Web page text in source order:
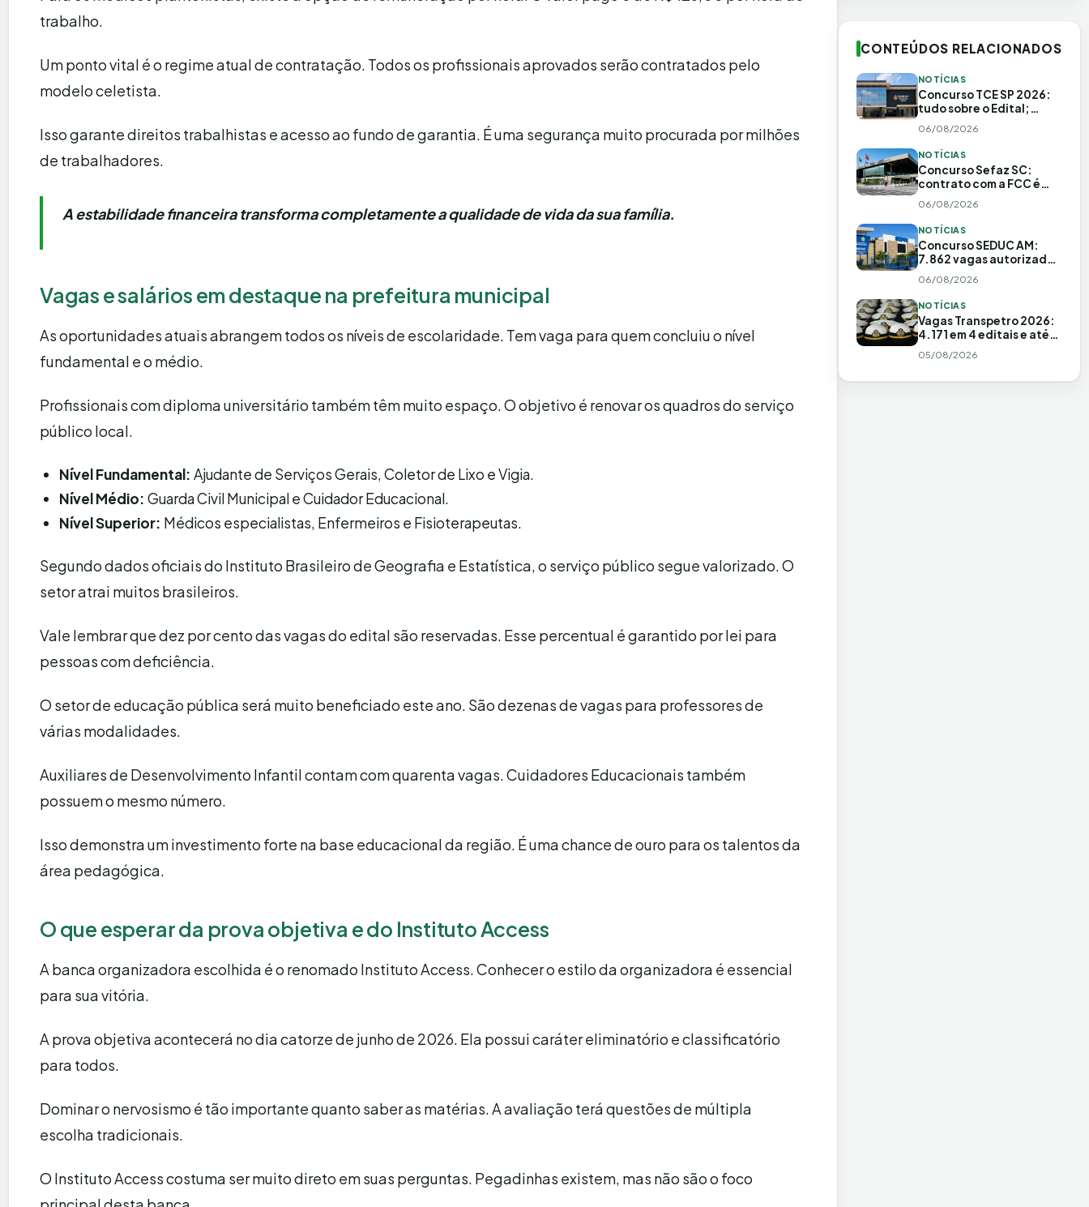
trabalho.
Um ponto vital é o regime atual de contratação. Todos os profissionais aprovados serão contratados pelo
modelo celetista.
Isso garante direitos trabalhistas e acesso ao fundo de garantia. É uma segurança muito procurada por milhões
de trabalhadores.
A estabilidade financeira transforma completamente a qualidade de vida da sua família.
Vagas e salários em destaque na prefeitura municipal
As oportunidades atuais abrangem todos os níveis de escolaridade. Tem vaga para quem concluiu o nível
fundamental e o médio.
Profissionais com diploma universitário também têm muito espaço. O objetivo é renovar os quadros do serviço
público local.
Nível Fundamental: Ajudante de Serviços Gerais, Coletor de Lixo e Vigia.
Nível Médio: Guarda Civil Municipal e Cuidador Educacional.
Nível Superior: Médicos especialistas, Enfermeiros e Fisioterapeutas.
Segundo dados oficiais do Instituto Brasileiro de Geografia e Estatística, o serviço público segue valorizado. O
setor atrai muitos brasileiros.
Vale lembrar que dez por cento das vagas do edital são reservadas. Esse percentual é garantido por lei para
pessoas com deficiência.
O setor de educação pública será muito beneficiado este ano. São dezenas de vagas para professores de
várias modalidades.
Auxiliares de Desenvolvimento Infantil contam com quarenta vagas. Cuidadores Educacionais também
possuem o mesmo número.
Isso demonstra um investimento forte na base educacional da região. É uma chance de ouro para os talentos da
área pedagógica.
O que esperar da prova objetiva e do Instituto Access
A banca organizadora escolhida é o renomado Instituto Access. Conhecer o estilo da organizadora é essencial
para sua vitória.
A prova objetiva acontecerá no dia catorze de junho de 2026. Ela possui caráter eliminatório e classificatório
para todos.
Dominar o nervosismo é tão importante quanto saber as matérias. A avaliação terá questões de múltipla
escolha tradicionais.
O Instituto Access costuma ser muito direto em suas perguntas. Pegadinhas existem, mas não são o foco
CONTEÚDOS RELACIONADOS
NOTÍCIAS
Concurso TCE SP 2026:
tudo sobre o Edital;
Salário de R$20 MIL
06/08/2026
NOTÍCIAS
Concurso Sefaz SC:
contrato com a FCC é
iminente
06/08/2026
NOTÍCIAS
Concurso SEDUC AM:
7.862 vagas autorizadas
06/08/2026
NOTÍCIAS
Vagas Transpetro 2026:
4.171 em 4 editais e até
05/08/2026